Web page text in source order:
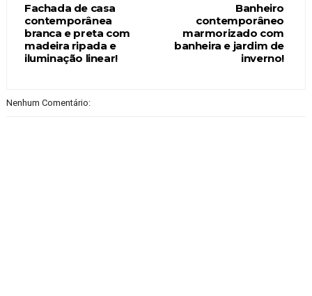
Banheiro
contemporâneo
marmorizado com
banheira e jardim de
inverno!
Fachada de casa
contemporânea
branca e preta com
madeira ripada e
iluminação linear!
Nenhum Comentário: